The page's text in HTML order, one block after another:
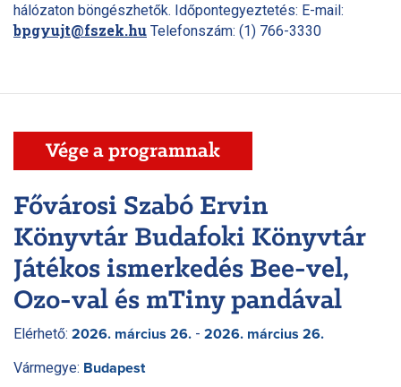
hálózaton böngészhetők. Időpontegyeztetés: E-mail:
bpgyujt@fszek.hu Telefonszám: (1) 766-3330
Vége a programnak
Fővárosi Szabó Ervin
Könyvtár Budafoki Könyvtár
Játékos ismerkedés Bee-vel,
Ozo-val és mTiny pandával
Elérhető: 2026. március 26. - 2026. március 26.
Vármegye: Budapest